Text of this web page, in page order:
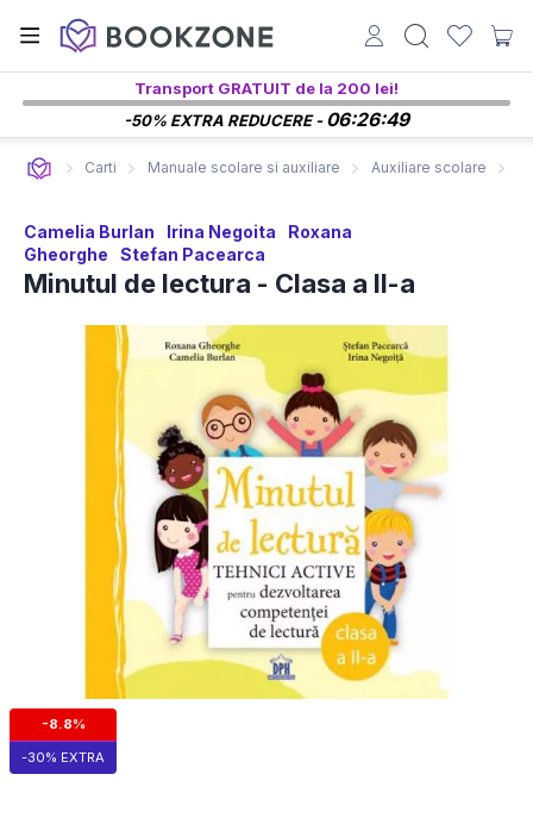
Transport GRATUIT de la 200 lei!
-50% EXTRA REDUCERE -06:26:48
Carti Manuale scolare si auxiliare Auxiliare scolare
Camelia Burlan Irina Negoita
Roxana
Gheorghe
Stefan Pacearca
Minutul de lectura - Clasa a II-a
-8.8%
-30% EXTRA